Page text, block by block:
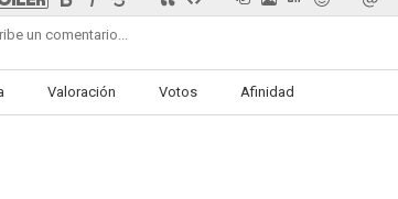
Valoración Votos Afinidad